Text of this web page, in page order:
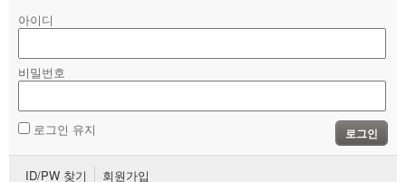
아이디
비밀번호
로그인 유지 로그인
ID/PW 찾기 회원가입
- 미디어자료
- 카드뉴스
부설기관